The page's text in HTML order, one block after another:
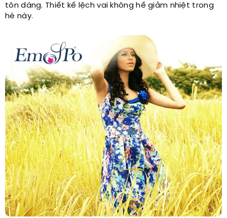
tôn dáng. Thiết kế lệch vai không hề giảm nhiệt trong
hè này.